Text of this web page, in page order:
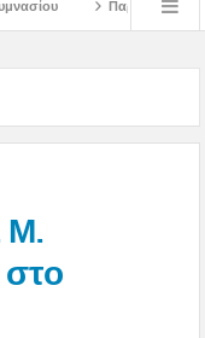
πρώτης εβδομάδος
Μ.